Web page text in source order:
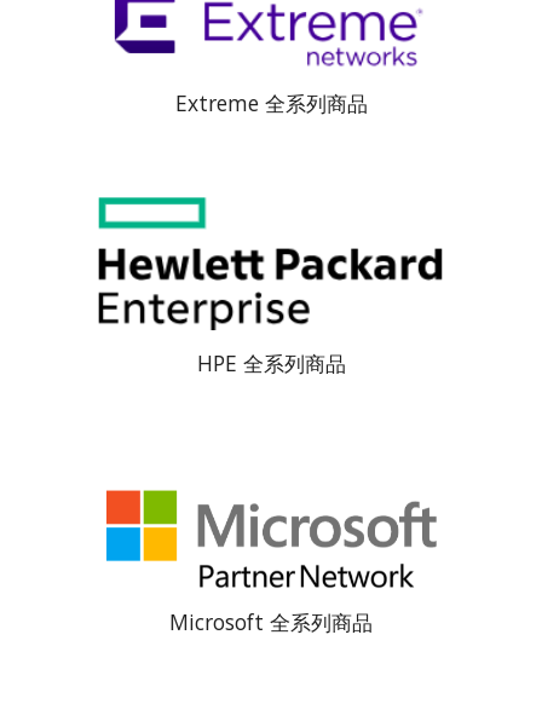
Extreme 全系列商品
HPE 全系列商品
Microsoft 全系列商品